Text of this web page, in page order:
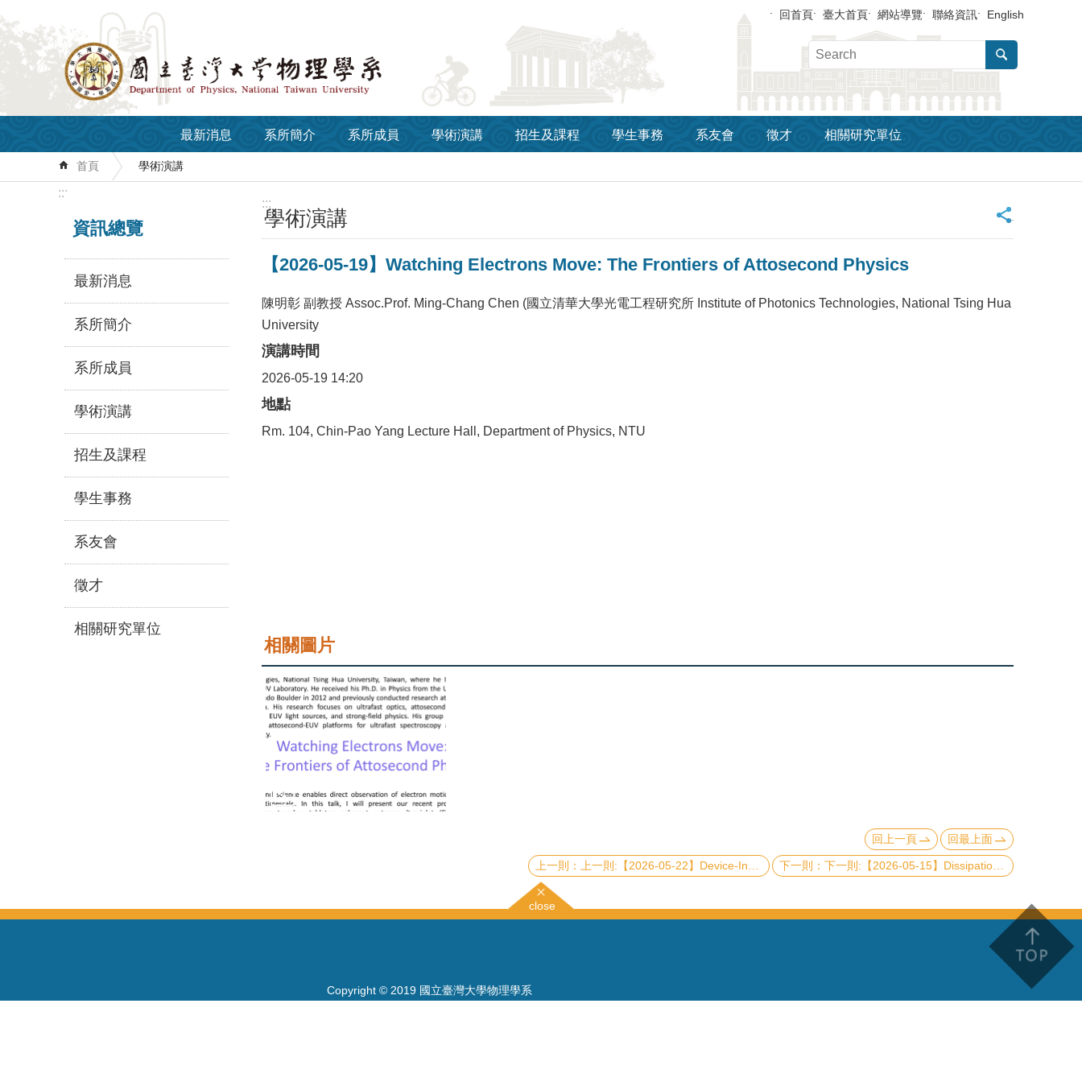
跳到主要內容區塊 回首頁 臺大首頁 網站導覽 聯絡資訊 English
最新消息 系所簡介 系所成員 學術演講 招生及課程 學生事務 系友會 徵才 相關研究單位
首頁 學術演講
:::
資訊總覽
最新消息
系所簡介
系所成員
學術演講
招生及課程
學生事務
系友會
徵才
相關研究單位
:::
學術演講 _
【2026-05-19】Watching Electrons Move: The Frontiers of Attosecond Physics
陳明彰 副教授 Assoc.Prof. Ming-Chang Chen (國立清華大學光電工程研究所 Institute of Photonics Technologies, National Tsing Hua
University
演講時間
2026-05-19 14:20
地點
Rm. 104, Chin-Pao Yang Lecture Hall, Department of Physics, NTU
相關圖片
回上一頁 回最上面
上一則:【2026-05-22】Device-Independent Quantum Rigidity for Secure Global Positioning 下一則:【2026-05-15】Dissipation-Induced Criticality and Nonequilibrium Topology
close
Copyright © 2019 國立臺灣大學物理學系